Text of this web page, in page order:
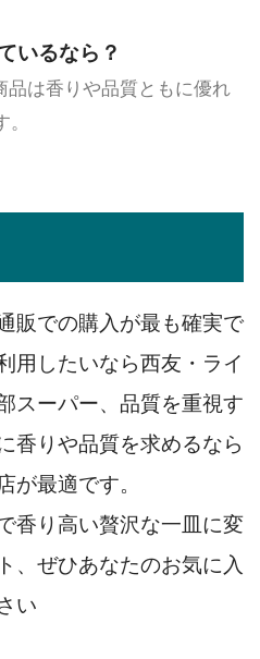
いるなら？
品は香りや品質ともに優れ
販での購入が最も確実で
用したいなら西友・ライ
スーパー、品質を重視す
香りや品質を求めるなら
が最適です。
香り高い贅沢な一皿に変
、ぜひあなたのお気に入
い